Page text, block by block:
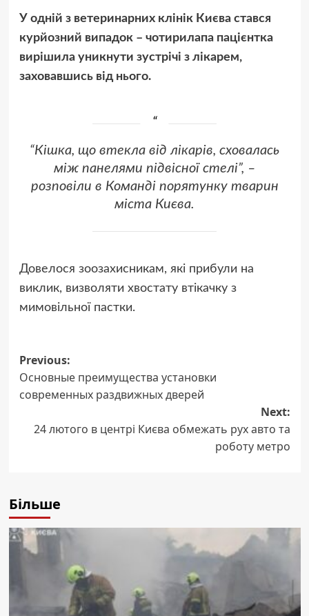
У одній з ветеринарних клінік Києва стався
курйозний випадок – чотирилапа пацієнтка
вирішила уникнути зустрічі з лікарем,
заховавшись від нього.
“Кішка, що втекла від лікарів, сховалась
між панелями підвісної стелі”, –
розповіли в Команді порятунку тварин
міста Києва.
Довелося зоозахисникам, які прибули на
виклик, визволяти хвостату втікачку з
мимовільної пастки.
Post
navigation
Previous:
Основные преимущества установки
современных раздвижных дверей
Next:
24 лютого в центрі Києва обмежать рух авто та
роботу метро
Більше